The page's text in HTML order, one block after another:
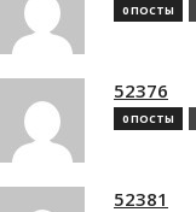
0 ПОСТЫ
52376
0 ПОСТЫ
52381